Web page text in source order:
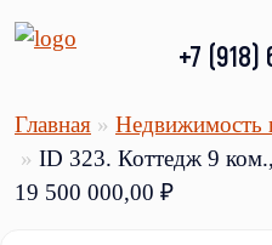
+7
Главная Недвижимость
ID 323. Коттедж 9
19 500 000,00 ₽